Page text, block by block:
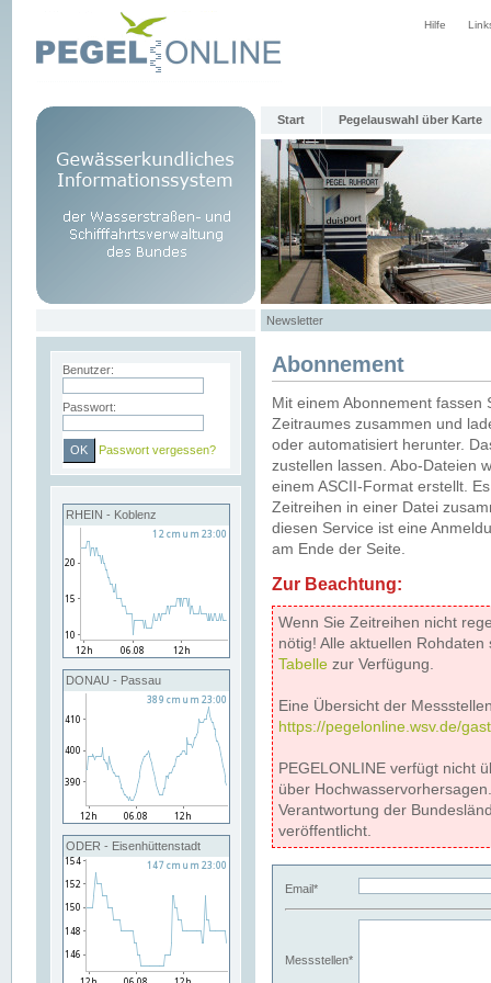
Hilfe
Start Pegelauswahl über Karte
Newsletter
Benutzer:
Passwort:
Passwort vergessen?
RHEIN - Koblenz
DONAU - Passau
ODER - Eisenhüttenstadt
Abonnement
Mit einem Abonnement
Zeitraumes zusammen und
oder automatisiert herunter.
zustellen lassen. Abo-Dateien
einem ASCII-Format erstellt.
Zeitreihen in einer Datei
diesen Service ist eine
am Ende der Seite.
Zur Beachtung:
Wenn Sie Zeitreihen nicht
nötig! Alle aktuellen
Tabelle zur Verfügung.
Eine Übersicht der
https://pegelonline.wsv.de/
PEGELONLINE verfügt nicht
über
Verantwortung der
veröffentlicht.
Email*
Messstellen*